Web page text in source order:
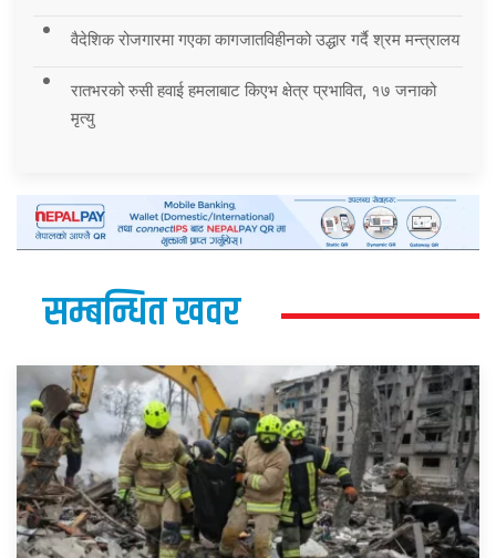
वैदेशिक रोजगारमा गएका कागजातविहीनको उद्धार गर्दै श्रम मन्त्रालय
रातभरको रुसी हवाई हमलाबाट किएभ क्षेत्र प्रभावित, १७ जनाको
मृत्यु
सम्बन्धित खवर